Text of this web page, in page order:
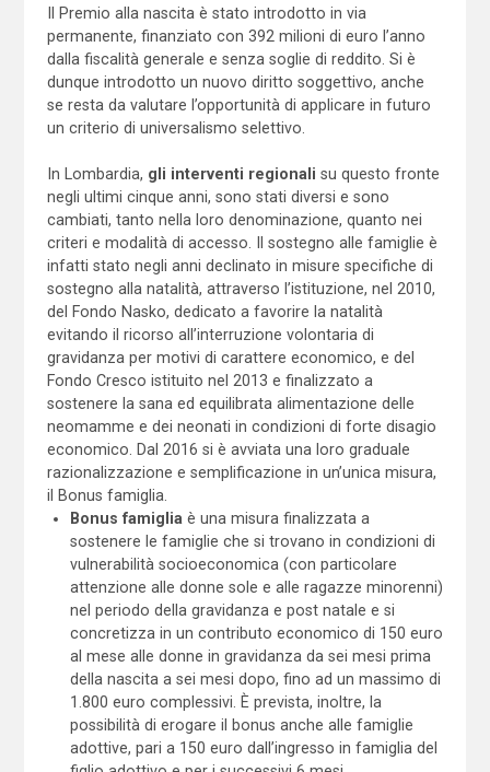
Il Premio alla nascita è stato introdotto in via
permanente, finanziato con 392 milioni di euro l’anno
dalla fiscalità generale e senza soglie di reddito. Si è
dunque introdotto un nuovo diritto soggettivo, anche
se resta da valutare l’opportunità di applicare in futuro
un criterio di universalismo selettivo.
In Lombardia, gli interventi regionali su questo fronte
negli ultimi cinque anni, sono stati diversi e sono
cambiati, tanto nella loro denominazione, quanto nei
criteri e modalità di accesso. Il sostegno alle famiglie è
infatti stato negli anni declinato in misure specifiche di
sostegno alla natalità, attraverso l’istituzione, nel 2010,
del Fondo Nasko, dedicato a favorire la natalità
evitando il ricorso all’interruzione volontaria di
gravidanza per motivi di carattere economico, e del
Fondo Cresco istituito nel 2013 e finalizzato a
sostenere la sana ed equilibrata alimentazione delle
neomamme e dei neonati in condizioni di forte disagio
economico. Dal 2016 si è avviata una loro graduale
razionalizzazione e semplificazione in un’unica misura,
il Bonus famiglia.
Bonus famigliaè una misura finalizzata a
sostenere le famiglie che si trovano in condizioni di
vulnerabilità socioeconomica (con particolare
attenzione alle donne sole e alle ragazze minorenni)
nel periodo della gravidanza e post natale e si
concretizza in un contributo economico di 150 euro
al mese alle donne in gravidanza da sei mesi prima
della nascita a sei mesi dopo, fino ad un massimo di
1.800 euro complessivi. È prevista, inoltre, la
possibilità di erogare il bonus anche alle famiglie
adottive, pari a 150 euro dall’ingresso in famiglia del